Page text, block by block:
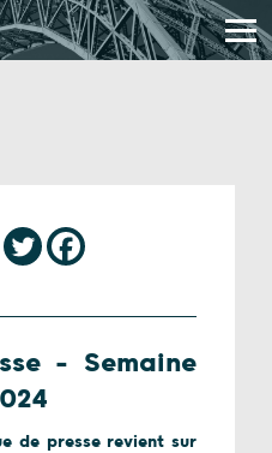
– Semaine
de presse revient sur